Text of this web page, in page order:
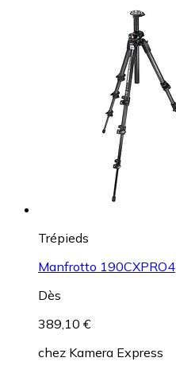
Trépieds
Manfrotto 190CXPRO4
Dès
389,10 €
chez Kamera Express